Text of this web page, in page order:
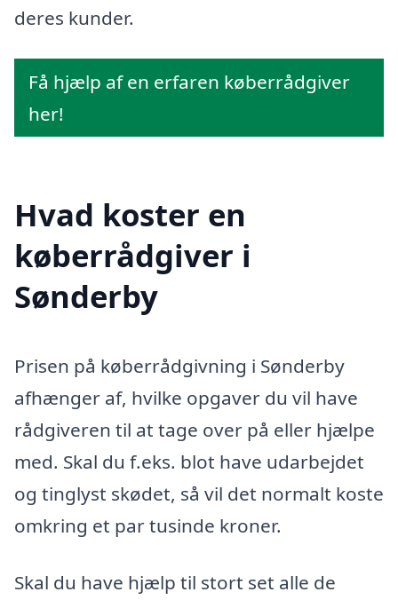
deres kunder.
Få hjælp af en erfaren køberrådgiver
her!
Hvad koster en
køberrådgiver i
Sønderby
Prisen på køberrådgivning i Sønderby
afhænger af, hvilke opgaver du vil have
rådgiveren til at tage over på eller hjælpe
med. Skal du f.eks. blot have udarbejdet
og tinglyst skødet, så vil det normalt koste
omkring et par tusinde kroner.
Skal du have hjælp til stort set alle de